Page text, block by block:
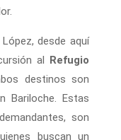
desde aquí
al
Refugio
destinos son
Bariloche. Estas
son
buscan un